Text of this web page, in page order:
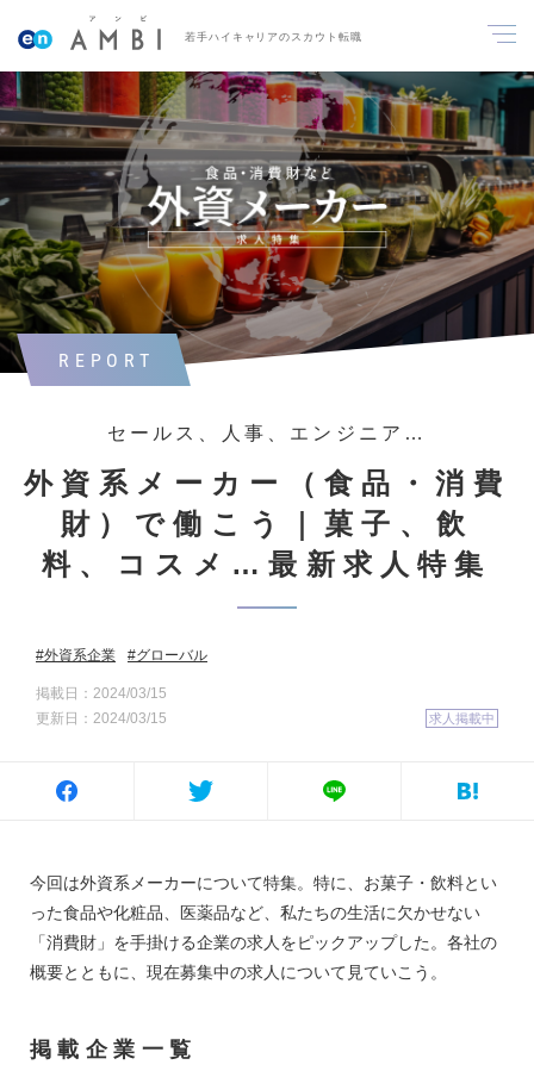
若手ハイキャリアのスカウト転職
REPORT
セールス、人事、エンジニア…
外資系メーカー（食品・消費
財）で働こう｜菓子、飲
料、コスメ…最新求人特集
外資系企業 グローバル
掲載日：2024/03/15
更新日：2024/03/15
求人掲載中
今回は外資系メーカーについて特集。特に、お菓子・飲料とい
った食品や化粧品、医薬品など、私たちの生活に欠かせない
「消費財」を手掛ける企業の求人をピックアップした。各社の
概要とともに、現在募集中の求人について見ていこう。
掲載企業一覧